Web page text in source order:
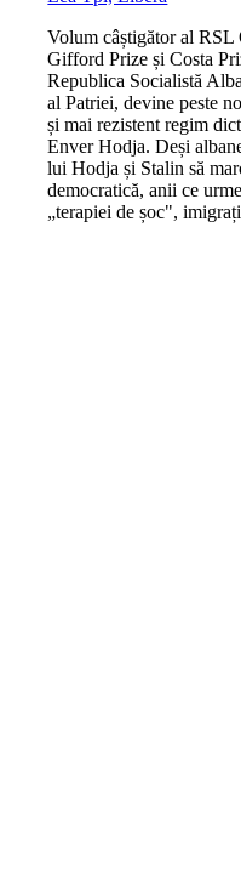
Volum câștigător al
Gifford Prize și Costa
Republica Socialistă
al Patriei, devine peste
și mai rezistent regim
Enver Hodja. Deși
lui Hodja și Stalin să
democratică, anii ce
„terapiei de șoc",